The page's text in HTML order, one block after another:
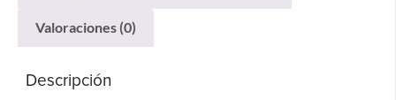
Valoraciones (0)
Descripción